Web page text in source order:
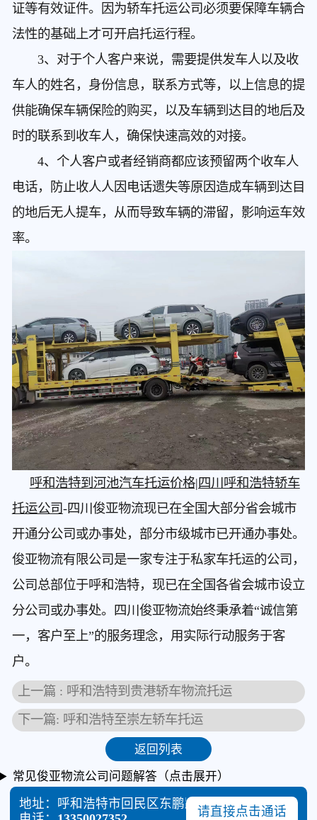
证等有效证件。因为轿车托运公司必须要保障车辆合
法性的基础上才可开启托运行程。
3、对于个人客户来说，需要提供发车人以及收
车人的姓名，身份信息，联系方式等，以上信息的提
供能确保车辆保险的购买，以及车辆到达目的地后及
时的联系到收车人，确保快速高效的对接。
4、个人客户或者经销商都应该预留两个收车人
电话，防止收人人因电话遗失等原因造成车辆到达目
的地后无人提车，从而导致车辆的滞留，影响运车效
率。
呼和浩特到河池汽车托运价格|四川呼和浩特轿车
托运公司 -四川俊亚物流现已在全国大部分省会城市
开通分公司或办事处，部分市级城市已开通办事处。
俊亚物流有限公司是一家专注于私家车托运的公司，
公司总部位于呼和浩特，现已在全国各省会城市设立
分公司或办事处。四川俊亚物流始终秉承着“诚信第
一，客户至上”的服务理念，用实际行动服务于客
户。
上一篇 : 呼和浩特到贵港轿车物流托运
下一篇: 呼和浩特至崇左轿车托运
返回列表
常见俊亚物流公司问题解答（点击展开）
请直接点击通话
地址：呼和浩特市回民区东鹏路与110国道交叉口东